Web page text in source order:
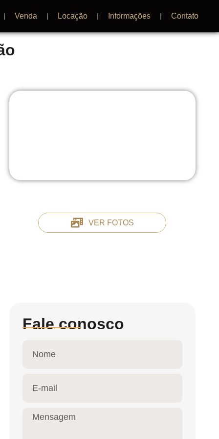
Venda Locação Informações Contato
VER FOTOS
Fale conosco